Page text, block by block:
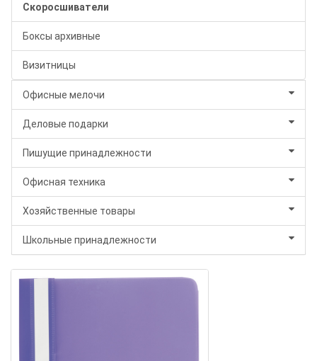
Скоросшиватели
Боксы архивные
Визитницы
Офисные мелочи
Деловые подарки
Пишущие принадлежности
Офисная техника
Хозяйственные товары
Школьные принадлежности